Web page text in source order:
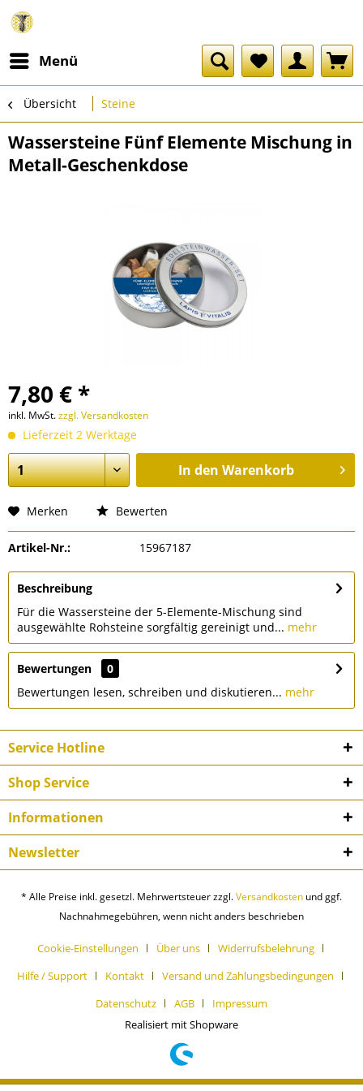
Menü
Übersicht Steine
Wassersteine Fünf Elemente Mischung in
Metall-Geschenkdose
7,80 € *
inkl. MwSt.zzgl. Versandkosten
Lieferzeit 2 Werktage
In den Warenkorb
Merken Bewerten
Artikel-Nr.: 15967187
Beschreibung
Für die Wassersteine der 5-Elemente-Mischung sind
ausgewählte Rohsteine sorgfältig gereinigt und... mehr
Bewertungen
0
Bewertungen lesen, schreiben und diskutieren... mehr
Service Hotline
Shop Service
Informationen
Newsletter
* Alle Preise inkl. gesetzl. Mehrwertsteuer zzgl.Versandkosten und ggf.
Nachnahmegebühren, wenn nicht anders beschrieben
Cookie-Einstellungen Über uns
Widerrufsbelehrung
Hilfe / Support
Kontakt
Versand und Zahlungsbedingungen
Datenschutz
AGB
Impressum
Realisiert mit Shopware